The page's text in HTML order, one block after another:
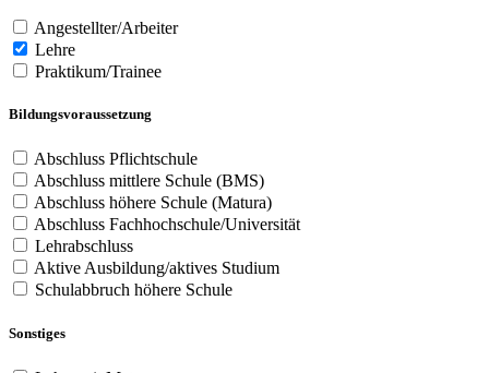
Angestellter/Arbeiter
Lehre
Praktikum/Trainee
Bildungsvoraussetzung
Abschluss Pflichtschule
Abschluss mittlere Schule (BMS)
Abschluss höhere Schule (Matura)
Abschluss Fachhochschule/Universität
Lehrabschluss
Aktive Ausbildung/aktives Studium
Schulabbruch höhere Schule
Sonstiges